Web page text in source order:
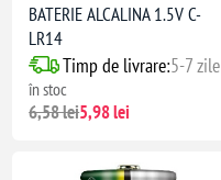
BATERIE ALCALINA 1.5V C-
LR14
Timp de livrare:5-7 zile
în stoc
6,58 lei5,98 lei